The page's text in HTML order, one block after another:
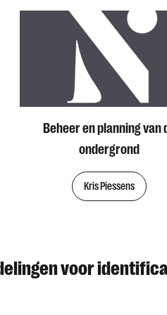
Beheer en planning van
ondergrond
Kris Piessens
voor